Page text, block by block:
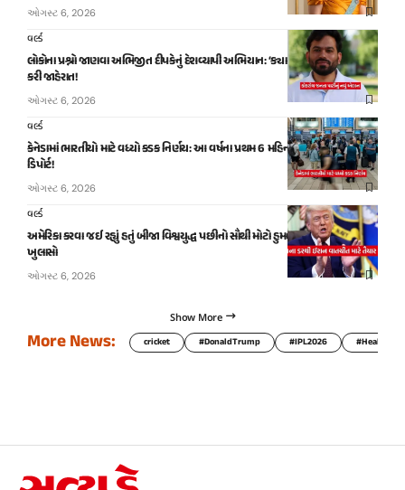
ઓગસ્ટ 6, 2026
વર્લ્ડ
લોકોના પ્રશ્નો જાણવા અભિજીત દીપકેનું દેશવ્યાપી અભિયાન: ‘ક્યા બોલતી પબ્લિક’ ની
કરી જાહેરાત!
ઓગસ્ટ 6, 2026
વર્લ્ડ
કેનેડામાં ભારતીયો માટે વધ્યો કડક નિર્ણય: આ વર્ષના પ્રથમ 6 મહિનામાં 3,323 ભારતીયો
ડિપોર્ટ!
ઓગસ્ટ 6, 2026
વર્લ્ડ
અમેરિકા કરવા જઈ રહ્યું હતું બીજા વિશ્વયુદ્ધ પછીનો સૌથી મોટો હુમલો, ટ્રમ્પનો મોટો
ખુલાસો
ઓગસ્ટ 6, 2026
Show More
More News: cricket #DonaldTrump #IPL2026